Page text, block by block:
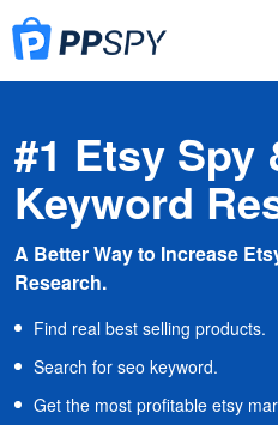
#1 Etsy Spy
Keyword
A Better Way to Increase
Research.
Find real best selling products.
Search for seo keyword.
Get the most profitable etsy